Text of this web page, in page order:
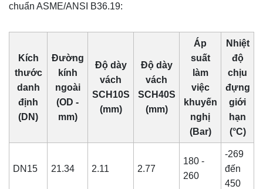
chuẩn ASME/ANSI B36.19:
Kích
thước
danh
định
(DN)
Đường
kính
ngoài
(OD -
mm)
Độ dày
vách
SCH10S
(mm)
Độ dày
vách
SCH40S
(mm)
Áp
suất
làm
việc
khuyến
nghị
(Bar)
Nhiệt
độ
chịu
đựng
giới
hạn
(°C)
DN15 21.34 2.11 2.77
180 -
260
-269
đến
450